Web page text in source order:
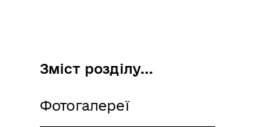
Зміст розділу...
Фотогалереї